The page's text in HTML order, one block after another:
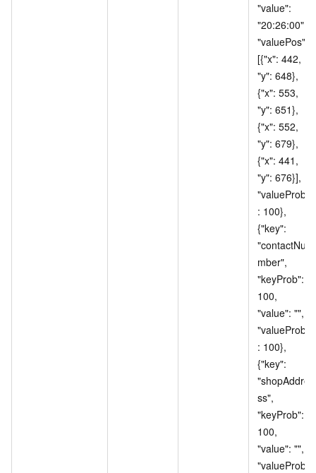
"value":
"20:26:00",
"valuePos":
[{"x": 442,
"y": 648},
{"x": 553,
"y": 651},
{"x": 552,
"y": 679},
{"x": 441,
"y": 676}],
"valueProb"
: 100},
{"key":
"contactNu
mber",
"keyProb":
100,
"value": "",
"valueProb"
: 100},
{"key":
"shopAddre
ss",
"keyProb":
100,
"value": "",
"valueProb"